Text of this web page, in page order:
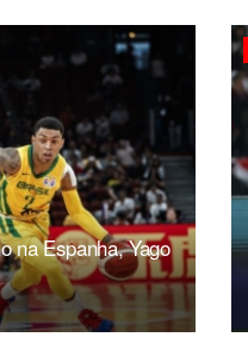
na Espanha, Yago